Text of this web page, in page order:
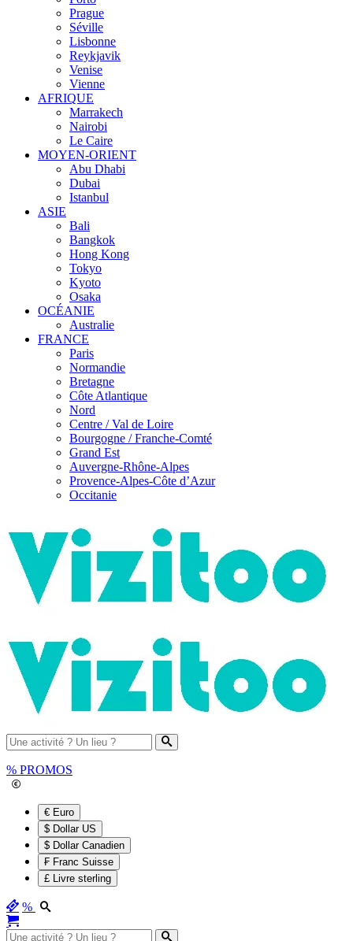
Prague
Séville
Lisbonne
Reykjavik
Venise
Vienne
AFRIQUE
Marrakech
Nairobi
Le Caire
MOYEN-ORIENT
Abu Dhabi
Dubai
Istanbul
ASIE
Bali
Bangkok
Hong Kong
Tokyo
Kyoto
Osaka
OCÉANIE
Australie
FRANCE
Paris
Normandie
Bretagne
Côte Atlantique
Nord
Centre / Val de Loire
Bourgogne / Franche-Comté
Grand Est
Auvergne-Rhône-Alpes
Provence-Alpes-Côte d’Azur
Occitanie
% PROMOS
€ Euro
$ Dollar US
$ Dollar Canadien
₣ Franc Suisse
£ Livre sterling
%